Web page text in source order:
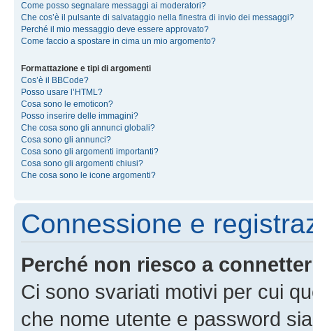
Come posso segnalare messaggi ai moderatori?
Che cos’è il pulsante di salvataggio nella finestra di invio dei messaggi?
Perché il mio messaggio deve essere approvato?
Come faccio a spostare in cima un mio argomento?
Formattazione e tipi di argomenti
Cos’è il BBCode?
Posso usare l’HTML?
Cosa sono le emoticon?
Posso inserire delle immagini?
Che cosa sono gli annunci globali?
Cosa sono gli annunci?
Cosa sono gli argomenti importanti?
Cosa sono gli argomenti chiusi?
Che cosa sono le icone argomenti?
Connessione e
Perché non riesco a
Ci sono svariati motivi per cui
che nome utente e password